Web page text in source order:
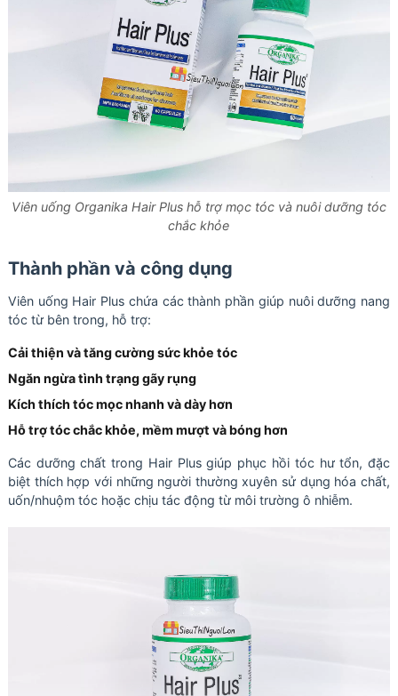
Viên uống Organika Hair Plus hỗ trợ mọc tóc và nuôi dưỡng tóc
chắc khỏe
Thành phần và công dụng
Viên uống Hair Plus chứa các thành phần giúp nuôi dưỡng nang
tóc từ bên trong, hỗ trợ:
Cải thiện và tăng cường sức khỏe tóc
Ngăn ngừa tình trạng gãy rụng
Kích thích tóc mọc nhanh và dày hơn
Hỗ trợ tóc chắc khỏe, mềm mượt và bóng hơn
Các dưỡng chất trong Hair Plus giúp phục hồi tóc hư tổn, đặc
biệt thích hợp với những người thường xuyên sử dụng hóa chất,
uốn/nhuộm tóc hoặc chịu tác động từ môi trường ô nhiễm.